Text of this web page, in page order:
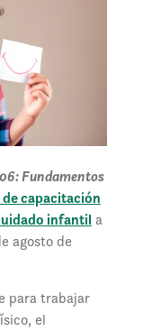
Fundamentos
capacitación
infantil a
agosto de
para trabajar
el